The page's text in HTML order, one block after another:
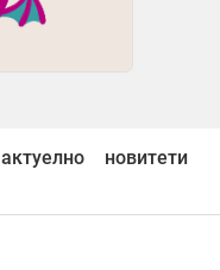
актуелно
новитети